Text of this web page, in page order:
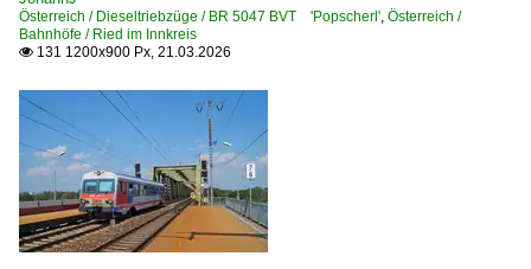
Österreich / Dieseltriebzüge / BR 5047 BVT 'Popscherl' Österreich /
Bahnhöfe / Ried im Innkreis
 131 1200x900 Px, 21.03.2026